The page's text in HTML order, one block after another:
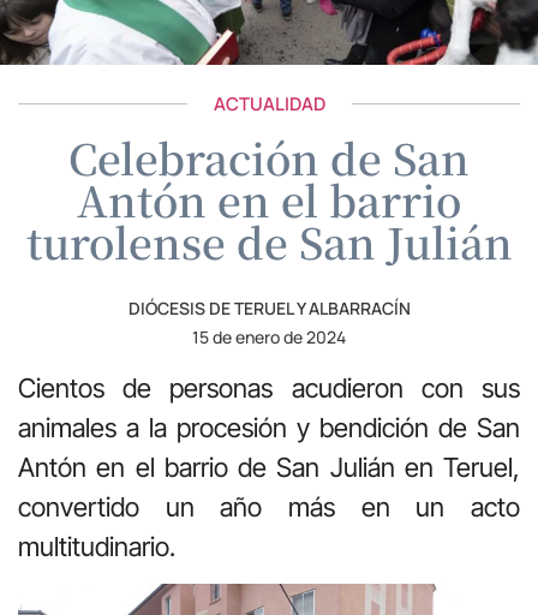
ACTUALIDAD
Celebración de San
Antón en el barrio
turolense de San Julián
DIÓCESIS DE TERUEL Y ALBARRACÍN
15 de enero de 2024
Cientos de personas acudieron con sus
animales a la procesión y bendición de San
Antón en el barrio de San Julián en Teruel,
convertido un año más en un acto
multitudinario.